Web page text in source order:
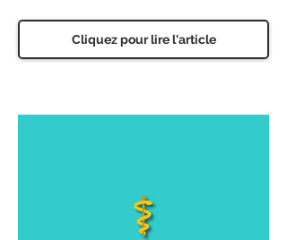
Cliquez pour lire l'article